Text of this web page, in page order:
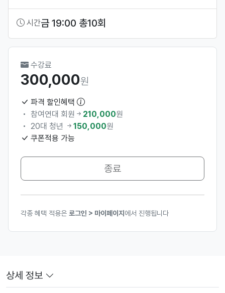
시간금 19:00 총10회
수강료
300,000원
파격 할인혜택
참여연대 회원
210,000원
20대 청년
150,000원
쿠폰적용 가능
종료
각종 혜택 적용은 로그인 > 마이페이지 에서 진행됩니다
상세 정보